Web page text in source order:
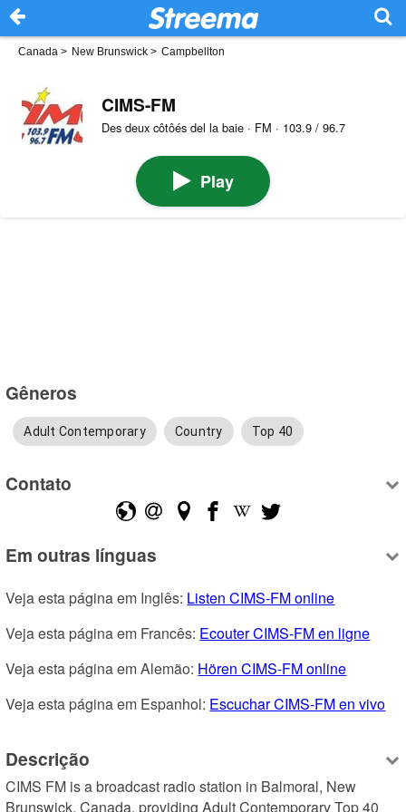
Canada > New Brunswick > Campbellton
CIMS-FM
Des deux côtôés del la baie · FM · 103.9 / 96.7
Play
Gêneros
Adult Contemporary Country Top 40
Contato
Em outras línguas
Veja esta página em Inglês: Listen CIMS-FM online
Veja esta página em Francês: Ecouter CIMS-FM en ligne
Veja esta página em Alemão: Hören CIMS-FM online
Veja esta página em Espanhol: Escuchar CIMS-FM en vivo
Descrição
CIMS FM is a broadcast radio station in Balmoral, New
Brunswick, Canada, providing Adult Contemporary Top 40